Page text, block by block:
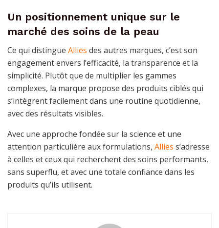
Un positionnement unique sur le
marché des soins de la peau
Ce qui distingue Allies des autres marques, c’est son
engagement envers l’efficacité, la transparence et la
simplicité. Plutôt que de multiplier les gammes
complexes, la marque propose des produits ciblés qui
s’intègrent facilement dans une routine quotidienne,
avec des résultats visibles.
Avec une approche fondée sur la science et une
attention particulière aux formulations, Allies s’adresse
à celles et ceux qui recherchent des soins performants,
sans superflu, et avec une totale confiance dans les
produits qu’ils utilisent.